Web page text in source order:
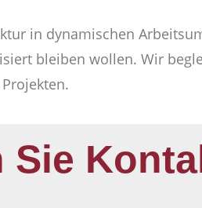
in dynamischen
bleiben wollen. Wir
Sie